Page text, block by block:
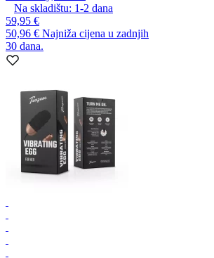
Na skladištu: 1-2 dana
59,95 €
50,96 € Najniža cijena u zadnjih
30 dana.